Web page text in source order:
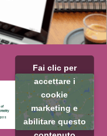
Fai clic per
accettare i
cookie
marketing e
abilitare questo